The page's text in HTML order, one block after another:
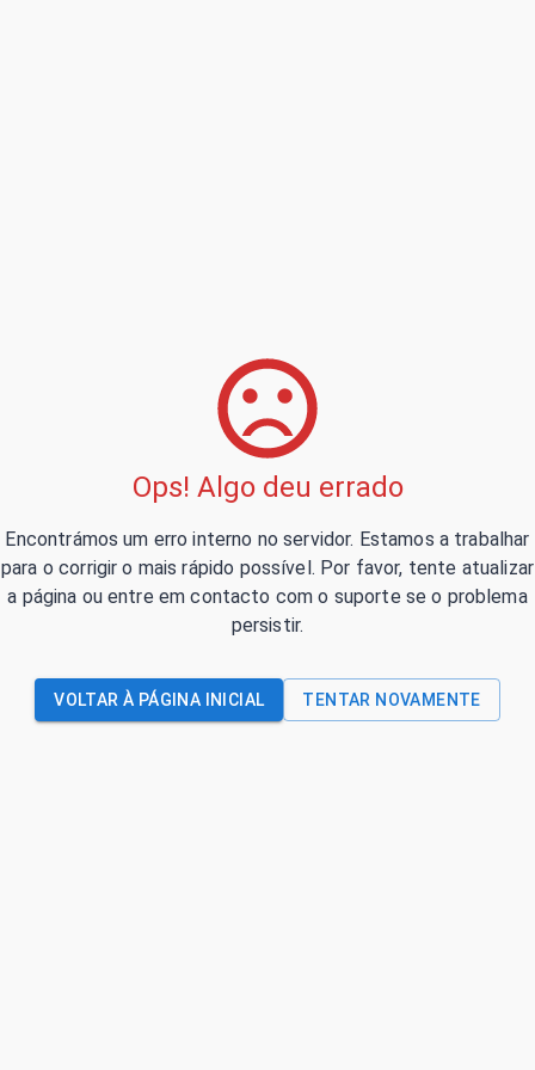
Ops! Algo deu errado
Encontrámos um erro interno no servidor. Estamos a trabalhar
para o corrigir o mais rápido possível. Por favor, tente atualizar
a página ou entre em contacto com o suporte se o problema
persistir.
VOLTAR À PÁGINA INICIAL TENTAR NOVAMENTE